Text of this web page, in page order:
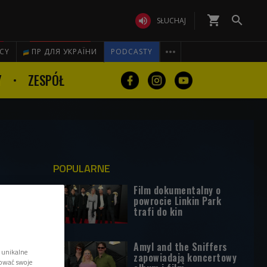
 SŁUCHAJ shopping_cart 
ПР ДЛЯ УКРАЇНИ PODCASTY 
ZESPÓŁ
POPULARNE
Film dokumentalny o
powrocie Linkin Park
trafi do kin
Amyl and the Sniffers
zapowiadają koncertowy
swoje